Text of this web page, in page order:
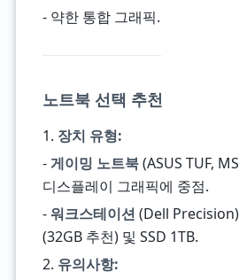
- 약한 통합 그래픽.
노트북 선택 추천
1. 장치 유형:
-게이밍 노트북(ASUS TUF,
디스플레이 그래픽에 중점.
-워크스테이션 (Dell
(32GB 추천) 및 SSD 1TB.
2. 유의사항: